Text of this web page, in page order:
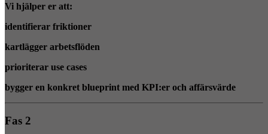
Vi hjälper er att:
identifierar friktioner
kartlägger arbetsflöden
prioriterar use cases
bygger en konkret blueprint med KPI:er och affärsvärde
Fas 2